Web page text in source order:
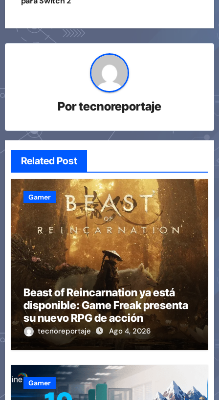
Portecnoreportaje
Related Post
Gamer
Beast of Reincarnation ya está
disponible: Game Freak presenta
su nuevo RPG de acción
tecnoreportaje Ago 4, 2026
Gamer